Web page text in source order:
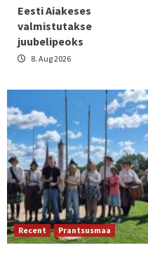
Eesti Aiakeses
valmistutakse
juubelipeoks
8. Aug 2026
Recent Prantsusmaa